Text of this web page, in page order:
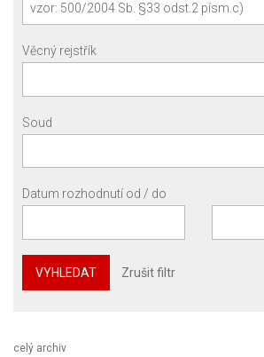
Věcný rejstřík
Soud
Datum rozhodnutí od / do
VYHLEDAT Zrušit filtr
celý archiv